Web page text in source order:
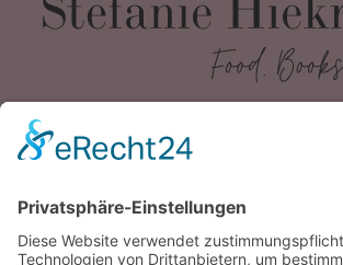
Kontakt
mail@stefaniehiekmann.de